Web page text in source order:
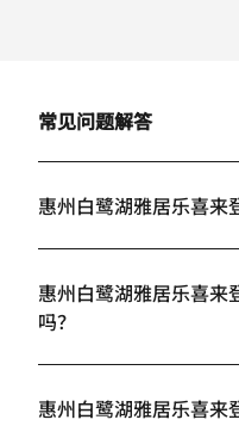
常见问题解答
惠州白鹭湖雅居乐喜来
惠州白鹭湖雅居乐喜来
吗？
惠州白鹭湖雅居乐喜来